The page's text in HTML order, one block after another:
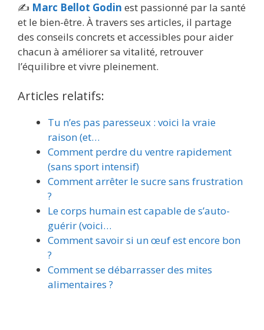
✍️ Marc Bellot Godin est passionné par la santé
et le bien-être. À travers ses articles, il partage
des conseils concrets et accessibles pour aider
chacun à améliorer sa vitalité, retrouver
l’équilibre et vivre pleinement.
Articles relatifs:
Tu n’es pas paresseux : voici la vraie
raison (et…
Comment perdre du ventre rapidement
(sans sport intensif)
Comment arrêter le sucre sans frustration
?
Le corps humain est capable de s’auto-
guérir (voici…
Comment savoir si un œuf est encore bon
?
Comment se débarrasser des mites
alimentaires ?